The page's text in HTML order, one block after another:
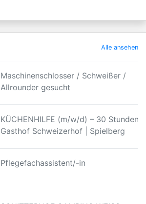
Alle ansehen
Maschinenschlosser / Schweißer /
Allrounder gesucht
KÜCHENHILFE (m/w/d) – 30 Stunden |
Gasthof Schweizerhof | Spielberg
Pflegefachassistent/-in